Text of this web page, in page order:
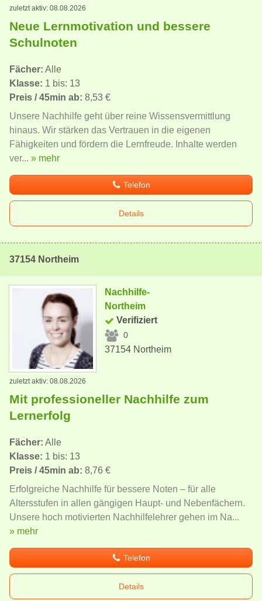
zuletzt aktiv: 08.08.2026
Neue Lernmotivation und bessere
Schulnoten
Fächer: Alle
Klasse: 1 bis: 13
Preis / 45min ab: 8,53 €
Unsere Nachhilfe geht über reine Wissensvermittlung
hinaus. Wir stärken das Vertrauen in die eigenen
Fähigkeiten und fördern die Lernfreude. Inhalte werden
ver... » mehr
Telefon
Details
37154 Northeim
Nachhilfe-
Northeim
Verifiziert
0
37154 Northeim
zuletzt aktiv: 08.08.2026
Mit professioneller Nachhilfe zum
Lernerfolg
Fächer: Alle
Klasse: 1 bis: 13
Preis / 45min ab: 8,76 €
Erfolgreiche Nachhilfe für bessere Noten – für alle
Altersstufen in allen gängigen Haupt- und Nebenfächern.
Unsere hoch motivierten Nachhilfelehrer gehen im Na...
» mehr
Telefon
Details